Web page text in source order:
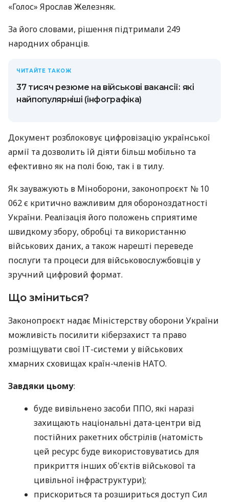
«Голос» Ярослав Железняк.
За його словами, рішення підтримали 249
народних обранців.
ЧИТАЙТЕ ТАКОЖ
37 тисяч резюме на військові вакансії: які
найпопулярніші (інфографіка)
Документ розблоковує цифровізацію української
армії та дозволить їй діяти більш мобільно та
ефективно як на полі бою, так і в тилу.
Як зауважують в Міноборони, законопроєкт № 10
062 є критично важливим для обороноздатності
України. Реалізація його положень сприятиме
швидкому збору, обробці та використанню
військових даних, а також нарешті переведе
послуги та процеси для військовослужбовців у
зручний цифровий формат.
Що зміниться?
Законопроєкт надає Міністерству оборони України
можливість посилити кіберзахист та право
розміщувати свої ІТ-системи у військових
хмарних сховищах країн-членів НАТО.
Завдяки цьому:
буде вивільнено засоби ППО, які наразі
захищають національні дата-центри від
постійних ракетних обстрілів (натомість
цей ресурс буде використовуватись для
прикриття інших об'єктів військової та
цивільної інфраструктури);
прискориться та розшириться доступ Сил